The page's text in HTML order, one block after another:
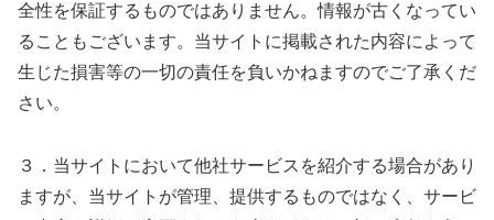
全性を保証するものではありません。情報が古くなってい
ることもございます。当サイトに掲載された内容によって
生じた損害等の一切の責任を負いかねますのでご了承くだ
さい。
３．当サイトにおいて他社サービスを紹介する場合があり
ますが、当サイトが管理、提供するものではなく、サービ